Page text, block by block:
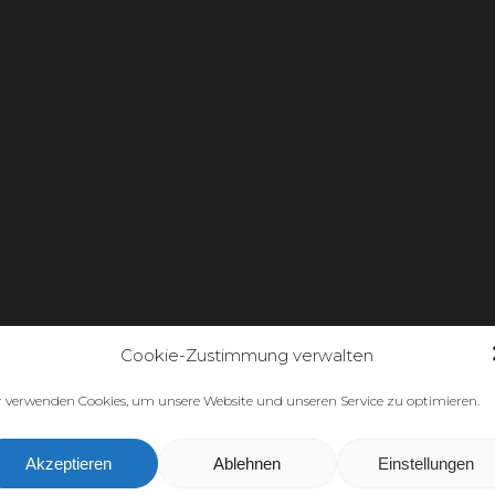
Cookie-Zustimmung verwalten
verwenden Cookies, um unsere Website und unseren Service zu optimieren.
Akzeptieren Ablehnen Einstellungen
mollis